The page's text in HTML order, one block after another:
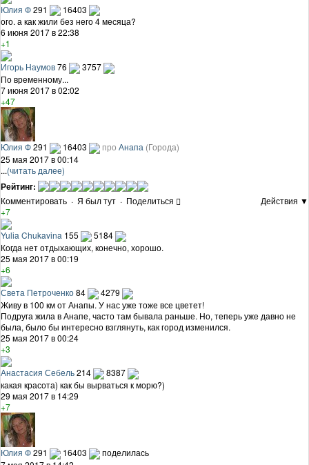
Юлия Ф291
16403
ого. а как жили без него 4 месяца?
6 июня 2017 в 22:38
+1
Игорь Наумов76
3757
По временному...
7 июня 2017 в 02:02
+47
Юлия Ф291 16403 про Анапа (Города)
25 мая 2017 в 00:14
...(читать далее)
Рейтинг:
Комментировать · Я был тут · Поделиться
Действия ▼
+7
Yulia Chukavina 155
5184
Когда нет отдыхающих, конечно, хорошо.
25 мая 2017 в 00:19
+6
Света Петроченко84
4279
Живу в 100 км от Анапы. У нас уже тоже все цветет!
Подруга жила в Анапе, часто там бывала раньше. Но, теперь уже давно не
была, было бы интересно взглянуть, как город изменился.
25 мая 2017 в 00:24
+3
Анастасия Себель214
8387
какая красота) как бы вырваться к морю?)
29 мая 2017 в 14:29
+7
Юлия Ф291 16403
поделилась